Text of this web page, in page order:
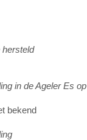
hersteld
in de Ageler Es
bekend